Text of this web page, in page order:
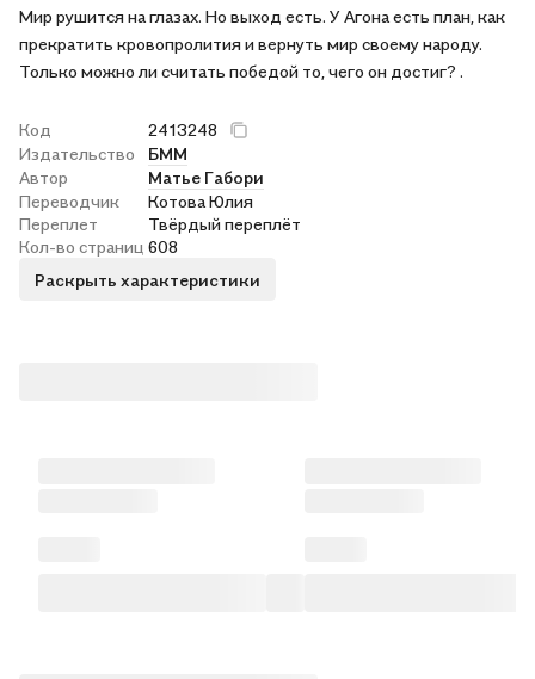
Мир рушится на глазах. Но выход есть. У Агона есть план, как
прекратить кровопролития и вернуть мир своему народу.
Только можно ли считать победой то, чего он достиг? .
Код
2413248
Издательство
БММ
Автор
Матье Габори
Переводчик
Котова Юлия
Переплет
Твёрдый переплёт
Кол-во страниц 608
Раскрыть характеристики